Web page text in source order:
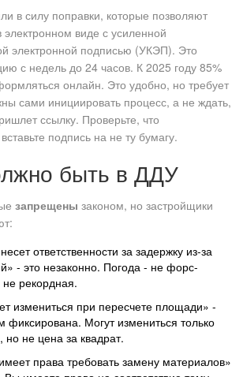
в силу поправки, которые позволяют
виде с усиленной
электронной подписью (УКЭП). Это
с недель до 24 часов. К 2025 году 85%
онлайн. Это удобно, но требует
сами инициировать процесс, а не ждать,
ссылку. Проверьте, что
подпись на не ту бумагу.
быть в ДДУ
запрещены законом, но застройщики
ответственности за задержку из-за
- это незаконно. Погода - не форс-
рекордная.
измениться при пересчете площади» -
фиксирована. Могут измениться только
не цена за квадрат.
права требовать замену материалов»